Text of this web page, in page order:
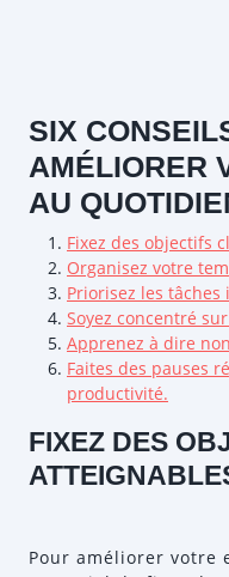
SIX
AMÉLIORER
AU
Fixez des objectifs
Organisez votre
Priorisez les
Soyez concentré
Apprenez à dire
Faites des pauses
productivité.
FIXEZ DES
Pour améliorer votre